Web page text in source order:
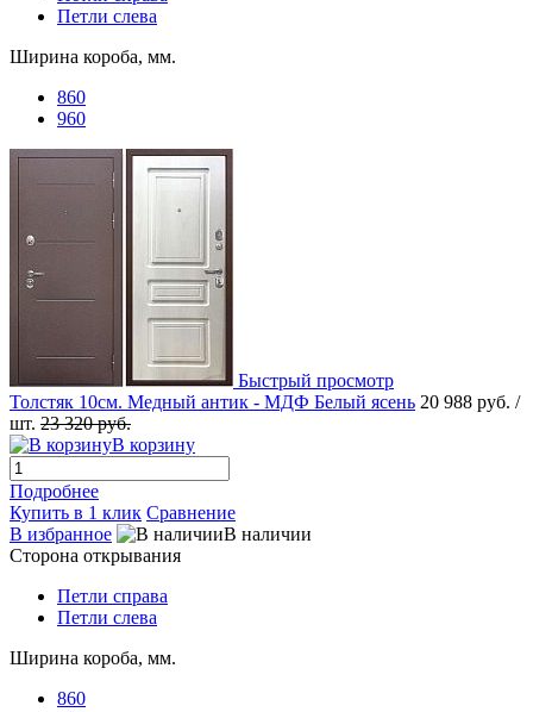
Петли слева
Ширина короба, мм.
860
960
Быстрый просмотр
Толстяк 10см. Медный антик - МДФ Белый ясень 20 988 руб. /
шт. 23 320 руб.
В корзину
Подробнее
Купить в 1 клик Сравнение
В избранное
В наличии
Сторона открывания
Петли справа
Петли слева
Ширина короба, мм.
860